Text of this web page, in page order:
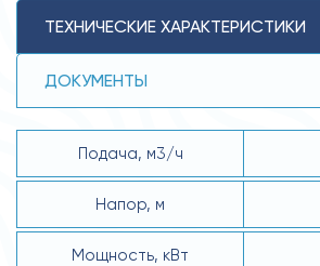
ТЕХНИЧЕСКИЕ ХАРАКТЕРИСТИКИ
ДОКУМЕНТЫ
Подача, м3/ч
Напор, м
Мощность, кВт